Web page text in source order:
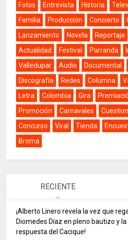
Fotos
Entrevista Historia
Familia
Producción Concierto
Lanzamiento
Novela Reportaje
Actualidad
Festival Parranda
Valledupar
Audio Documental
Discografía
Redes Columna
Letra
Colombia Gira
Promoción
Carnavales
Concurso
Viral Tienda
Broma
RECIENTE
¡Alberto Linero revela la vez que
Diomedes Díaz en pleno bautizo y
respuesta del Cacique!